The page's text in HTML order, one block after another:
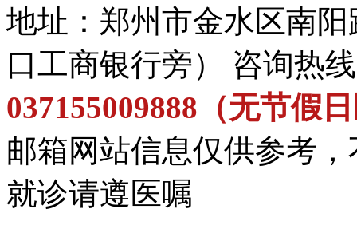
地址：郑州市金水区南
口工商银行旁） 咨询热
037155009888（无节假
邮箱网站信息仅供参考
就诊请遵医嘱